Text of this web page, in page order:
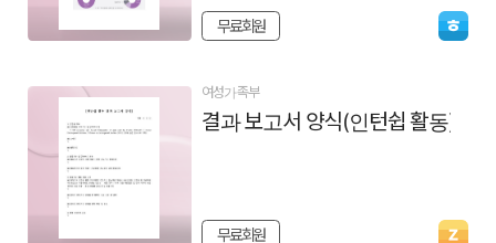
무료회원
여성가족부
결과 보고서 양식(인턴쉽 활동)
무료회원